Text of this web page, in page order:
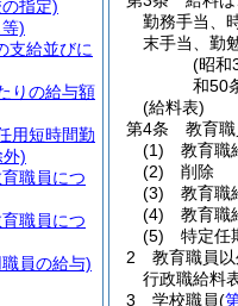
勤務手当、
末手当、勤
(昭和
和50
(給料表)
第4条
教育
(1)
教育職
(2)
削除
(3)
教育職
(4)
教育職
(5)
特定任
2
教育職員以
行政職給料
3
学校職員(
指定)
)
支給並びに
りの給与額
用短時間勤
)
職員につ
職員につ
員の給与)